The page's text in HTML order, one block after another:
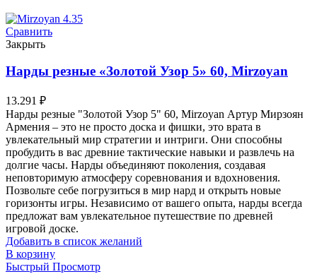
Сравнить
Закрыть
Нарды резные «Золотой Узор 5» 60, Mirzoyan
13.291 ₽
Нарды резные "Золотой Узор 5" 60, Mirzoyan Артур Мирзоян
Армения – это не просто доска и фишки, это врата в
увлекательный мир стратегии и интриги. Они способны
пробудить в вас древние тактические навыки и развлечь на
долгие часы. Нарды объединяют поколения, создавая
неповторимую атмосферу соревнования и вдохновения.
Позвольте себе погрузиться в мир нард и открыть новые
горизонты игры. Независимо от вашего опыта, нарды всегда
предложат вам увлекательное путешествие по древней
игровой доске.
Добавить в список желаний
В корзину
Быстрый Просмотр